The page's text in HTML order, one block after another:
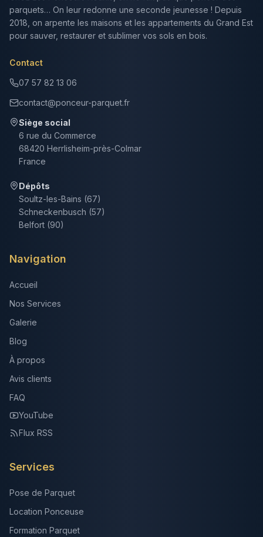
parquets… On leur redonne une seconde jeunesse ! Depuis
2018, on arpente les maisons et les appartements du Grand Est
pour sauver, restaurer et sublimer vos sols en bois.
Contact
07 57 82 13 06
contact@ponceur-parquet.fr
Siège social
6 rue du Commerce
68420 Herrlisheim-près-Colmar
France
Dépôts
Soultz-les-Bains (67)
Schneckenbusch (57)
Belfort (90)
Navigation
Accueil
Nos Services
Galerie
Blog
À propos
Avis clients
FAQ
YouTube
Flux RSS
Services
Pose de Parquet
Location Ponceuse
Formation Parquet